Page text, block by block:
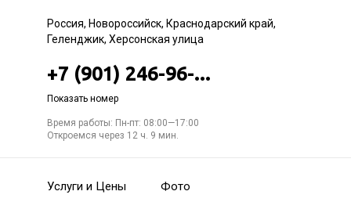
Россия, Новороссийск, Краснодарский край,
Геленджик, Херсонская улица
+7 (901) 246-96-...
Показать номер
Время работы: Пн-пт: 08:00—17:00
Откроемся через 12 ч. 9 мин.
Услуги и Цены Фото